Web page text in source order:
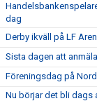
dag
Derby ikväll på LF
Sista dagen att
Föreningsdag på
Nu börjar det bli dags